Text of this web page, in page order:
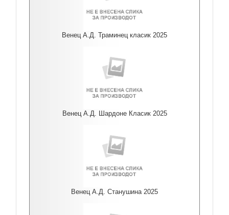
Венец А.Д. Траминец класик 2025
Венец А.Д. Шардоне Класик 2025
Венец А.Д. Станушина 2025